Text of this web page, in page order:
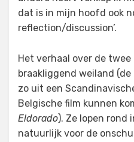
dat is in mijn hoofd ook
reflection/discussion’.
Het verhaal over de twee
braakliggend weiland
zo uit een
Belgische film kunnen
Eldorado). Ze lopen rond
natuurlijk voor de